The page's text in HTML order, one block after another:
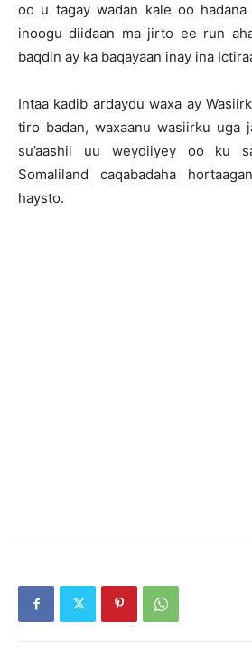
oo u tagay wadan kale oo
inoogu diidaan ma jirto ee run
baqdin ay ka baqayaan inay ina
Intaa kadib ardaydu waxa ay
tiro badan, waxaanu wasiirku uga
su’aashii uu weydiiyey oo ku
Somaliland caqabadaha
haysto.